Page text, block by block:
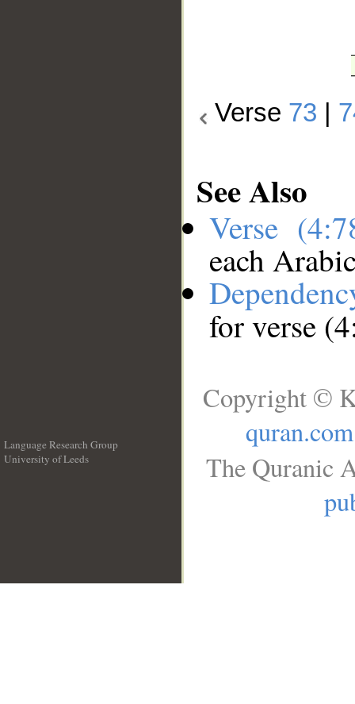
Verse 73
See Also
Verse
each
for verse
Language Research Group
University of Leeds
Copyright ©
quran.com
The Quranic